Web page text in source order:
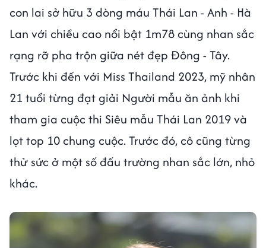
con lai sở hữu 3 dòng máu Thái Lan - Anh - Hà
Lan với chiều cao nổi bật 1m78 cùng nhan sắc
rạng rỡ pha trộn giữa nét đẹp Đông - Tây.
Trước khi đến với Miss Thailand 2023, mỹ nhân
21 tuổi từng đạt giải Người mẫu ăn ảnh khi
tham gia cuộc thi Siêu mẫu Thái Lan 2019 và
lọt top 10 chung cuộc. Trước đó, cô cũng từng
thử sức ở một số đấu trường nhan sắc lớn, nhỏ
khác.